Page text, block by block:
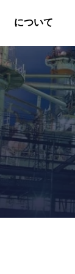
について